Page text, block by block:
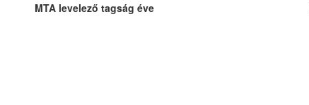
MTA levelező tagság éve